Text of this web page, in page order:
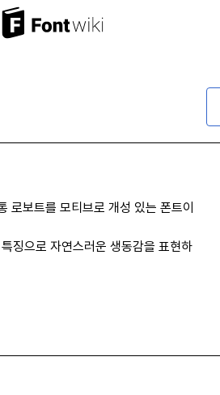
보트를 모티브로 개성 있는 폰트이
징으로 자연스러운 생동감을 표현하